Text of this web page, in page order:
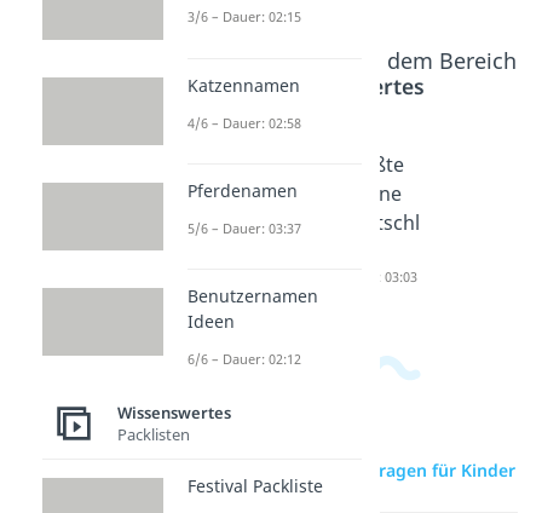
Beliebte Inhalte aus dem Bereich
Wissenswertes
agen für
Kinder
Tier der
Welt
Größte
Spinne
Deutschl
Dauer: 03:03
zur Videoseite: Rätselfragen für Kinder
3/6 – Dauer: 02:15
Katzennamen
4/6 – Dauer: 02:58
Pferdenamen
5/6 – Dauer: 03:37
Benutzernamen
Ideen
6/6 – Dauer: 02:12
Wissenswertes
Packlisten
Festival Packliste